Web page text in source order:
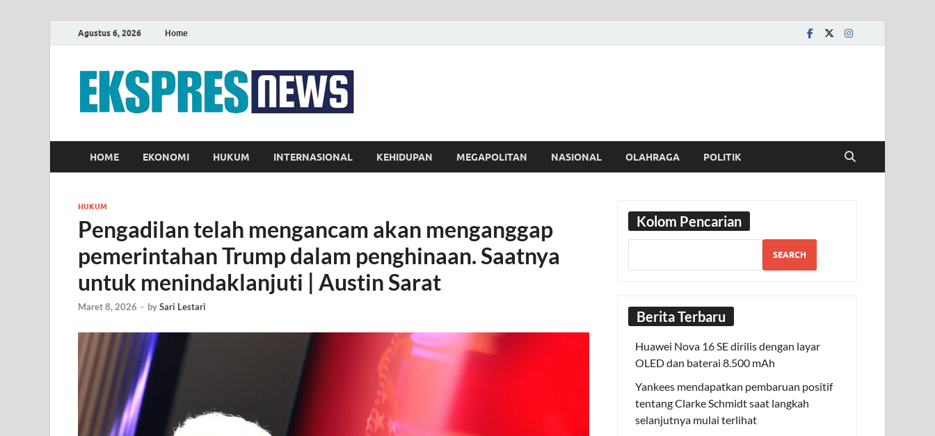
Agustus 6, 2026 Home
HOME EKONOMI HUKUM INTERNASIONAL KEHIDUPAN MEGAPOLITAN NASIONAL OLAHRAGA POLITIK
HUKUM
Pengadilan telah mengancam akan menganggap
pemerintahan Trump dalam penghinaan. Saatnya
untuk menindaklanjuti | Austin Sarat
Maret 8, 2026 - bySari Lestari
Kolom Pencarian
SEARCH
Berita Terbaru
Huawei Nova 16 SE dirilis dengan layar
OLED dan baterai 8.500 mAh
Yankees mendapatkan pembaruan positif
tentang Clarke Schmidt saat langkah
selanjutnya mulai terlihat